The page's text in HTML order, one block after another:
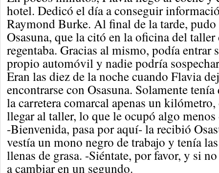
hotel. Dedicó el día a conseguir
Raymond Burke. Al final de la tarde,
Osasuna, que la citó en la oficina del taller
regentaba. Gracias al mismo, podía entrar
propio automóvil y nadie podría
Eran las diez de la noche cuando Flavia
encontrarse con Osasuna. Solamente
la carretera comarcal apenas un
llegar al taller, lo que le ocupó algo
-Bienvenida, pasa por aquí- la recibió
vestía un mono negro de trabajo y tenía
llenas de grasa. -Siéntate, por favor, y si
a cambiar en un segundo.